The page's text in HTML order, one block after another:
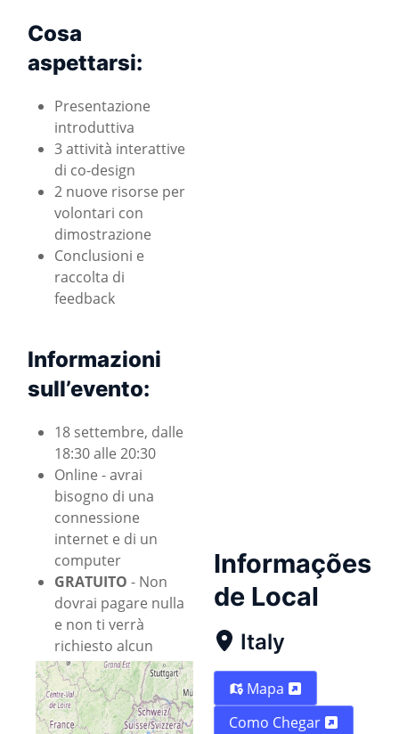
Cosa
aspettarsi:
Presentazione
introduttiva
3 attività interattive
di co-design
2 nuove risorse per
volontari con
dimostrazione
Conclusioni e
raccolta di
feedback
Informazioni
sull’evento:
18 settembre, dalle
18:30 alle 20:30
Online - avrai
bisogno di una
connessione
internet e di un
computer
GRATUITO - Non
dovrai pagare nulla
e non ti verrà
richiesto alcun
metodo di
pagamento per
registrarti
Informações
de Local
Italy
Mapa
Como Chegar